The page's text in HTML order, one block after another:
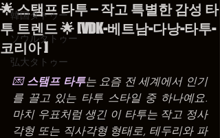
韓国タトゥー
ソウルタトゥー
弘大タトゥー
🌟 스탬프 타투 – 작고 특별한 감성 타
투 트렌드 🌟 [VDK-베트남-다낭-타투-
코리아 ]
💌 스탬프 타투는 요즘 전 세계에서 인기
를 끌고 있는 타투 스타일 중 하나예요.
마치 우표처럼 생긴 이 타투는 작고 정사
각형 또는 직사각형 형태로, 테두리와 파